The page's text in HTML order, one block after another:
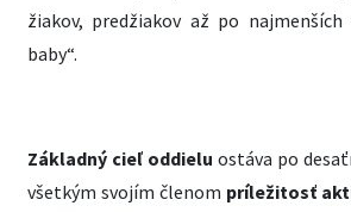
žiakov, predžiakov až po
baby“.
Základný cieľ oddielu ostáva po
všetkým svojím členom príležitosť